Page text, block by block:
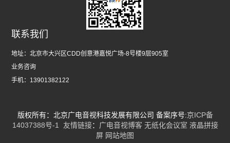
联系我们
地址：北京市大兴区CDD创意港嘉悦广场-8号楼9层905室
业务咨询
手机： 13901382122
版权所有：北京广电音视科技发展有限公司 备案序号:京ICP备
14037388号-1
友情链接： 广电音视博客 无纸化会议室 液晶拼接
屏 网站地图